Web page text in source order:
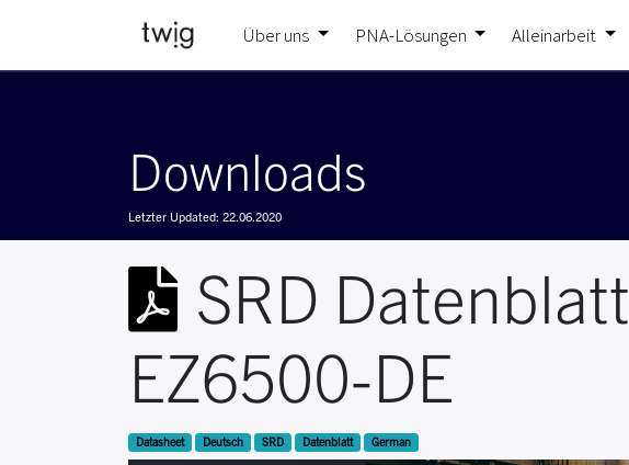
Über uns PNA-Lösungen Alleinarbeit
Downloads
Letzter Updated: 22.06.2020
SRD Datenblatt
EZ6500-DE
Datasheet Deutsch SRD Datenblatt German